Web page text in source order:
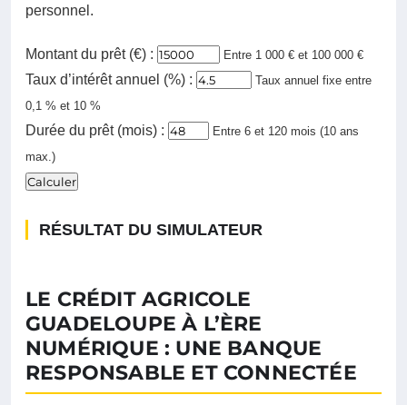
personnel.
Montant du prêt (€) : Entre 1 000 € et 100 000 €
Taux d’intérêt annuel (%) :
Taux annuel fixe entre
0,1 % et 10 %
Durée du prêt (mois) :
Entre 6 et 120 mois (10 ans
max.)
Calculer
RÉSULTAT DU SIMULATEUR
LE CRÉDIT AGRICOLE
GUADELOUPE À L’ÈRE
NUMÉRIQUE : UNE BANQUE
RESPONSABLE ET CONNECTÉE